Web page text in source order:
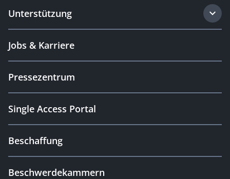
Unterstützung
Jobs & Karriere
Pressezentrum
Single Access Portal
Beschaffung
Beschwerdekammern